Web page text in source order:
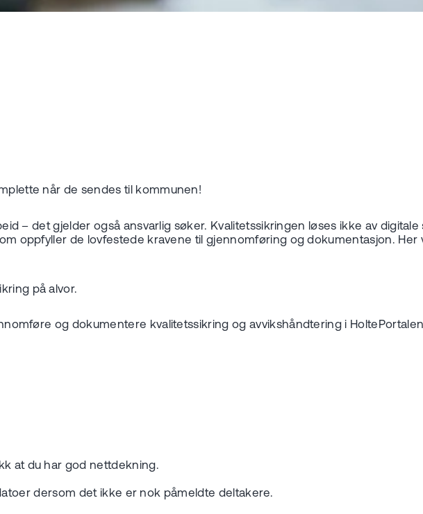
når de sendes til kommunen!
– det gjelder også ansvarlig søker. Kvalitetssikringen løses ikke av
oppfyller de lovfestede kravene til gjennomføring og dokumentasjon.
på alvor.
og dokumentere kvalitetssikring og avvikshåndtering i
at du har god nettdekning.
dersom det ikke er nok påmeldte deltakere.